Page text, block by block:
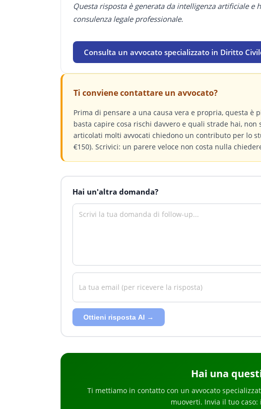
Questa risposta è generata da intelligenza artificiale
consulenza legale professionale.
Consulta un avvocato specializzato in Diritto
Ti conviene contattare un avvocato?
Prima di pensare a una causa vera e propria, questa
basta capire cosa rischi davvero e quali strade hai,
articolati molti avvocati chiedono un contributo per lo
€150). Scrivici: un parere veloce non costa nulla
Hai un'altra domanda?
Ottieni risposta AI →
Hai una
Ti mettiamo in contatto con un avvocato
muoverti. Invia il tuo